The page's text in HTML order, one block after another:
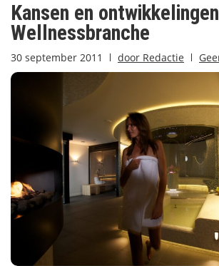
Kansen en
Wellnessbranche
30 september 2011 door Redactie